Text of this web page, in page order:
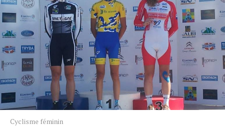
Cyclisme féminin